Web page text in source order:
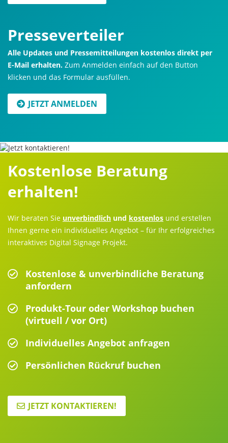
Presseverteiler
Alle Updates und Pressemitteilungen kostenlos direkt per
E-Mail erhalten. Zum Anmelden einfach auf den Button
klicken und das Formular ausfüllen.
JETZT ANMELDEN
Kostenlose Beratung
erhalten!
Wir beraten Sie unverbindlich und kostenlos und erstellen
Ihnen gerne ein individuelles Angebot – für Ihr erfolgreiches
interaktives Digital Signage Projekt.
Kostenlose & unverbindliche Beratung
anfordern
Produkt-Tour oder Workshop buchen
(virtuell / vor Ort)
Individuelles Angebot anfragen
Persönlichen Rückruf buchen
JETZT KONTAKTIEREN!